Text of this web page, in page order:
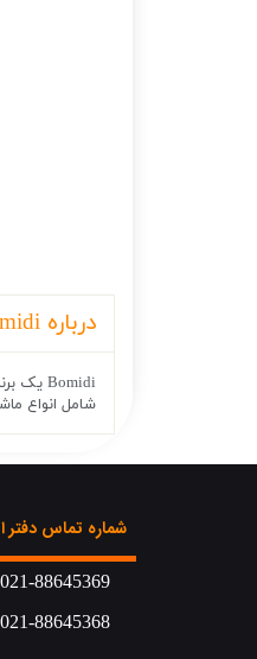
درباره Bomidi
شامل انواع
شماره تماس دفتر
021-88645369
021-88645368